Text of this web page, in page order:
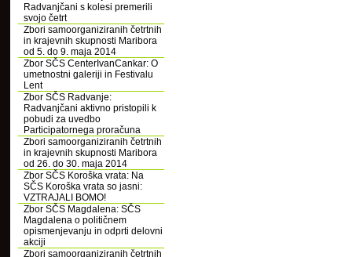
Radvanjčani s kolesi premerili
svojo četrt
Zbori samoorganiziranih četrtnih
in krajevnih skupnosti Maribora
od 5. do 9. maja 2014
Zbor SČS CenterIvanCankar: O
umetnostni galeriji in Festivalu
Lent
Zbor SČS Radvanje:
Radvanjčani aktivno pristopili k
pobudi za uvedbo
Participatornega proračuna
Zbori samoorganiziranih četrtnih
in krajevnih skupnosti Maribora
od 26. do 30. maja 2014
Zbor SČS Koroška vrata: Na
SČS Koroška vrata so jasni:
VZTRAJALI BOMO!
Zbor SČS Magdalena: SČS
Magdalena o političnem
opismenjevanju in odprti delovni
akciji
Zbori samoorganiziranih četrtnih